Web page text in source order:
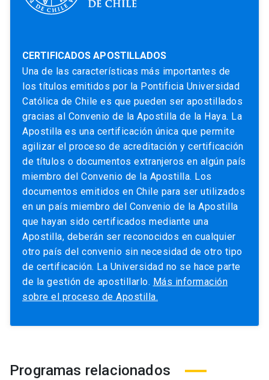
CERTIFICADOS APOSTILLADOS
Una de las características más importantes de
los títulos emitidos por la Pontificia Universidad
Católica de Chile es que pueden ser apostillados
gracias al Convenio de la Apostilla de la Haya. La
Apostilla es una certificación única que permite
agilizar el proceso de acreditación y certificación
de títulos o documentos extranjeros en algún país
miembro del Convenio de la Apostilla. Los
documentos emitidos en Chile para ser utilizados
en un país miembro del Convenio de la Apostilla
que hayan sido certificados mediante una
Apostilla, deberán ser reconocidos en cualquier
otro país del convenio sin necesidad de otro tipo
de certificación. La Universidad no se hace parte
de la gestión de apostillarlo. Más información
sobre el proceso de Apostilla.
Programas relacionados